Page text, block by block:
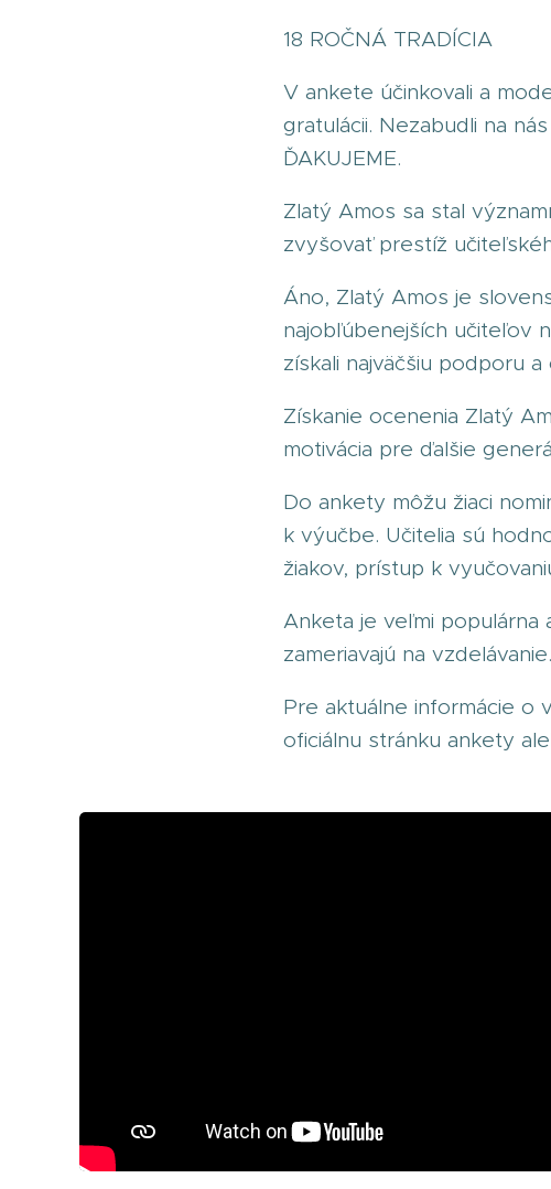
18 ROČNÁ TRADÍCIA
V ankete účinkovali a
gratulácii. Nezabudli na
ĎAKUJEME.
Zlatý Amos sa stal
zvyšovať prestíž
Áno, Zlatý Amos je
najobľúbenejších učiteľov
získali najväčšiu podporu
Získanie ocenenia Zlatý
motivácia pre ďalšie
Do ankety môžu žiaci
k výučbe. Učitelia sú
žiakov, prístup k
Anketa je veľmi populárna
zameriavajú na vzdelávanie.
Pre aktuálne informácie o
oficiálnu stránku ankety